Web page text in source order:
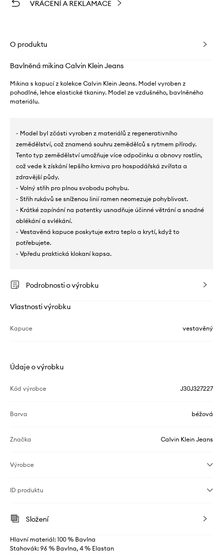
VRÁCENÍ A REKLAMACE
O produktu
Bavlněná mikina Calvin Klein Jeans
Mikina s kapucí z kolekce Calvin Klein Jeans. Model vyroben z
pohodlné, lehce elastické tkaniny. Model ze vzdušného, ​​bavlněného
materiálu.
- Model byl zčásti vyroben z materiálů z regenerativního
zemědělství, což znamená souhru zemědělců s rytmem přírody.
Tento typ zemědělství umožňuje více odpočinku a obnovy rostlin,
což vede k získání lepšího krmiva pro hospodářská zvířata a
zdravější půdy.
- Volný střih pro plnou svobodu pohybu.
- Střih rukávů se sníženou linií ramen neomezuje pohyblivost.
- Krátké zapínání na patentky usnadňuje účinné větrání a snadné
oblékání a svlékání.
- Vestavěná kapuce poskytuje extra teplo a krytí, když to
potřebujete.
- Vpředu praktická klokaní kapsa.
Podrobnosti o výrobku
Vlastnosti výrobku
Kapuce vestavěný
Údaje o výrobku
Kód výrobce J30J327227
Barva béžová
Značka Calvin Klein Jeans
Výrobce
ID produktu
Složení
Hlavní materiál: 100 % Bavlna
Stahovák: 96 % Bavlna, 4 % Elastan